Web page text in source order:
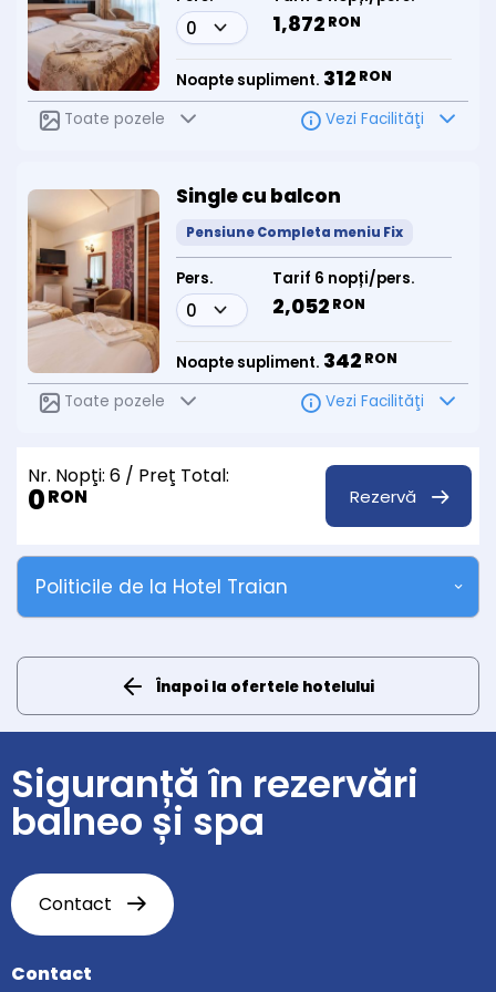
1,872 RON
Noapte supliment. 312 RON
Toate pozele Vezi Facilităţi
Single cu balcon
Pensiune Completa meniu Fix
Pers. Tarif 6 nopți/pers.
2,052 RON
Noapte supliment. 342 RON
Toate pozele Vezi Facilităţi
Nr. Nopţi: 6 / Preţ Total:
0RON Rezervă
Politicile de la Hotel Traian
Înapoi la ofertele hotelului
Siguranță în rezervări
balneo și spa
Contact
Contact